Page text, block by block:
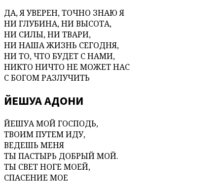
ДА, Я УВЕРЕН, ТОЧНО ЗНАЮ Я
НИ ГЛУБИНА, НИ ВЫСОТА,
НИ СИЛЫ, НИ ТВАРИ,
НИ НАША ЖИЗНЬ СЕГОДНЯ,
НИ ТО, ЧТО БУДЕТ С НАМИ,
НИКТО НИЧТО НЕ МОЖЕТ НАС
С БОГОМ РАЗЛУЧИТЬ
ЙЕШУА АДОНИ
ЙЕШУА МОЙ ГОСПОДЬ,
ТВОИМ ПУТЕМ ИДУ,
ВЕДЕШЬ МЕНЯ
ТЫ ПАСТЫРЬ ДОБРЫЙ МОЙ.
ТЫ СВЕТ НОГЕ МОЕЙ,
СПАСЕНИЕ МОЕ